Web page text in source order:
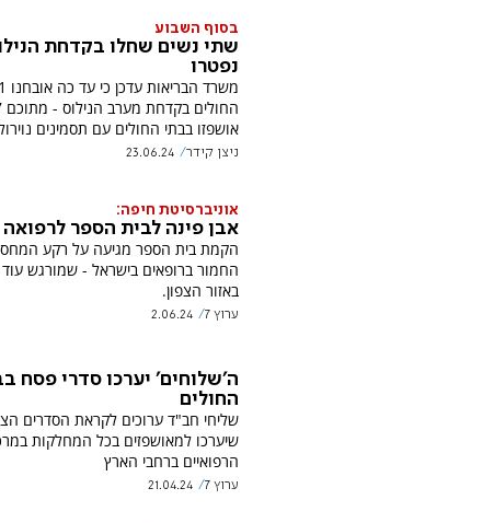
בסוף השבוע
שתי נשים שחלו בקדחת
נפטרו
אושפזו בבתי החולים עם תסמינים
ניצן קידר 23.06.24
אוניברסיטת חיפה:
אבן פינה לבית הספר לרפואה
הקמת בית הספר מגיעה על רקע
החמור ברופאים בישראל - שמורגש עוד
באזור הצפון.
ערוץ 7 2.06.24
ה'שלוחים' יערכו סדרי פסח
החולים
שליחי חב"ד ערוכים לקראת הסדרים
שיערכו למאושפזים בכל המחלקות
הרפואיים ברחבי הארץ
ערוץ 7 21.04.24